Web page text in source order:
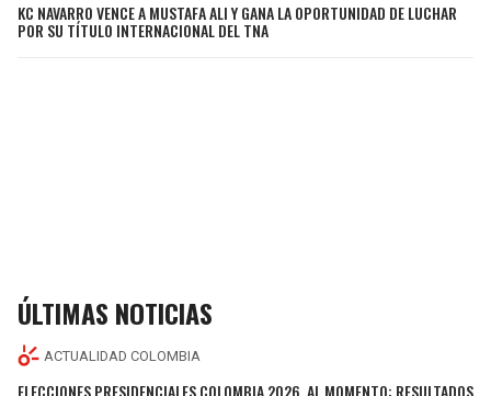
KC NAVARRO VENCE A MUSTAFA ALI Y GANA LA OPORTUNIDAD DE LUCHAR
POR SU TÍTULO INTERNACIONAL DEL TNA
ÚLTIMAS NOTICIAS
ACTUALIDAD COLOMBIA
ELECCIONES PRESIDENCIALES COLOMBIA 2026, AL MOMENTO: RESULTADOS